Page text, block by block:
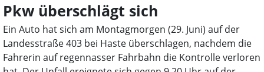
Pkw überschlägt sich
Ein Auto hat sich am Montagmorgen (29. Juni) auf der
Landesstraße 403 bei Haste überschlagen, nachdem die
Fahrerin auf regennasser Fahrbahn die Kontrolle verloren